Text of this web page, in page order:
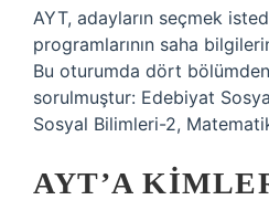
AYT, adayların seçmek
programlarının saha
Bu oturumda dört
sorulmuştur: Edebiyat
Sosyal Bilimleri-2,
AYT’A